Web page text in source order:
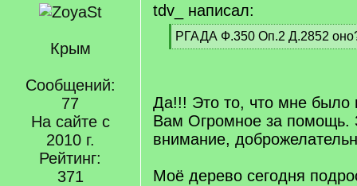
Крым
Сообщений:
77
На сайте с
2010 г.
Рейтинг:
371
tdv_ написал:
[
q
РГАДА Ф.350 Оп.2 Д.2852
[
Да!!! Это то, что мне было
Вам Огромное за помощь.
внимание,
Моё дерево сегодня